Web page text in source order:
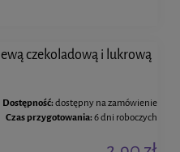
czekoladową i lukrową
Dostępność:dostępny na zamówienie
Czas przygotowania:6 dni roboczych